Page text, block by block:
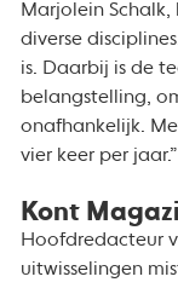
Marjolein
diverse
is. Daarbij is de
belangstelling,
onafhankelijk.
vier keer per jaar.”
Kont
Hoofdredacteur
uitwisselingen